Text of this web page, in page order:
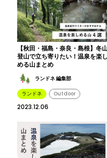
【秋田・福島・奈良・島根】冬
登山で立ち寄りたい！温泉を楽し
める山まとめ
ランドネ 編集部
ランドネ Outdoor
2023.12.06